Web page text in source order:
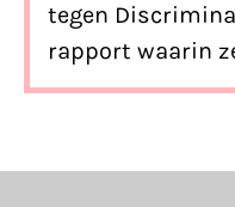
tegen
rapport waarin
perspectief